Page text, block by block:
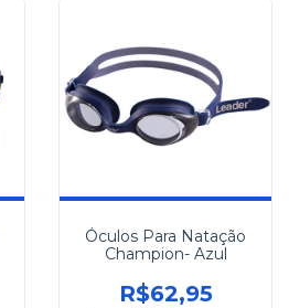
Óculos Para Natação
Champion- Azul
R$62,95